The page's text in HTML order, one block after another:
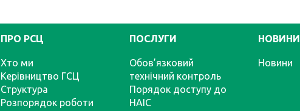
ПРО РСЦ
Хто ми
Керівництво ГСЦ
Структура
Розпорядок роботи
ПОСЛУГИ
Обов’язковий
технічний контроль
Порядок доступу до
НАІС
НОВИНИ
Новини